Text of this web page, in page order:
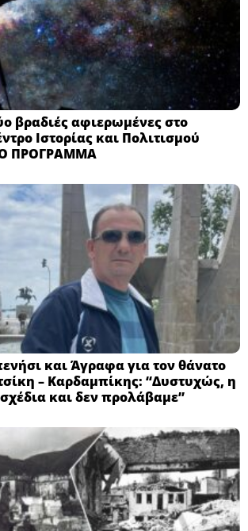
βραδιές αφιερωμένες στο
Ιστορίας και Πολιτισμού
ΠΡΟΓΡΑΜΜΑ
και Άγραφα για τον θάνατο
– Καρδαμπίκης: “Δυστυχώς, η
και δεν προλάβαμε”